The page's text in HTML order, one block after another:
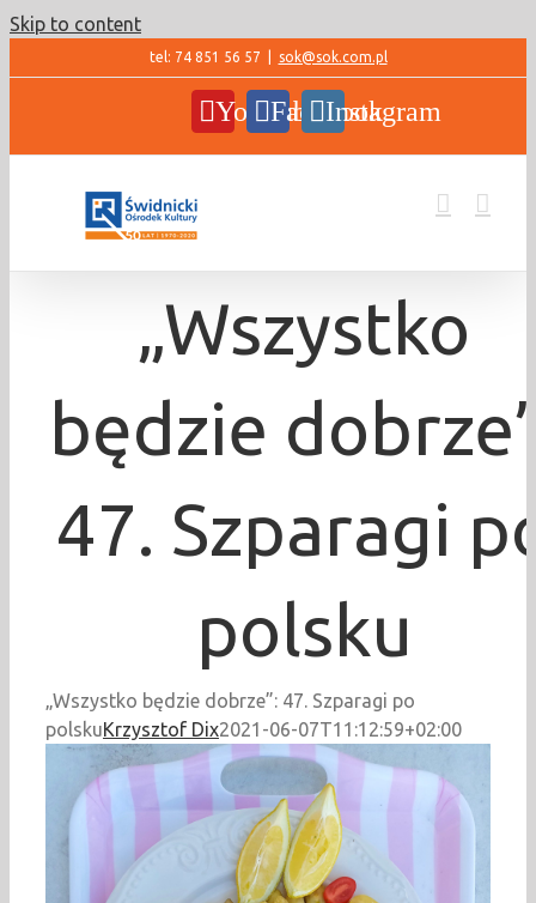
Skip to content
tel: 74 851 56 57 sok@sok.com.pl
YouTubeFacebookInstagram
„Wszystko
będzie
47. Szparagi
polsku
„Wszystko będzie dobrze”: 47. Szparagi po
polskuKrzysztof Dix2021-06-07T11:12:59+02:00